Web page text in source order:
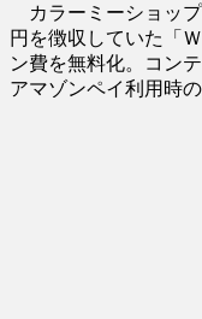
カラーミーショッ
円を徴収していた「
ン費を無料化。コン
アマゾンペイ利用時